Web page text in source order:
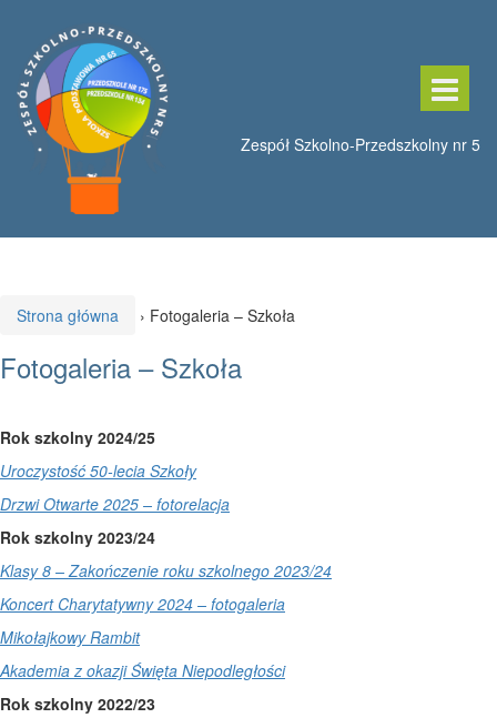
treści
menu
głównego
Strona główna › Fotogaleria – Szkoła
Fotogaleria – Szkoła
Rok szkolny 2024/25
Uroczystość 50-lecia Szkoły
Drzwi Otwarte 2025 – fotorelacja
Rok szkolny 2023/24
Klasy 8 – Zakończenie roku szkolnego 2023/24
Koncert Charytatywny 2024 – fotogaleria
Mikołajkowy Rambit
Akademia z okazji Święta Niepodległości
Rok szkolny 2022/23